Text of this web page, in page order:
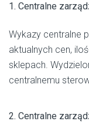
1. Centralne
Wykazy centralne
aktualnych cen,
sklepach.
centralnemu
2. Centralne